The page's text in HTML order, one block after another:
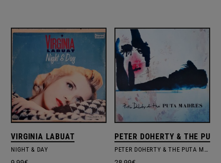
VIRGINIA LABUAT
NIGHT & DAY
PETER DOHERTY & THE
PETER DOHERTY & THE PUTA MADRES